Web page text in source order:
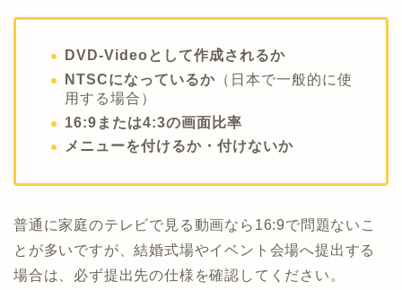
DVD-Videoとして作成されるか
NTSCになっているか （日本で一般的に使
用する場合）
16:9または4:3の画面比率
メニューを付けるか・付けないか
普通に家庭のテレビで見る動画なら16:9で問題ないこ
とが多いですが、結婚式場やイベント会場へ提出する
場合は、必ず提出先の仕様を確認してください。